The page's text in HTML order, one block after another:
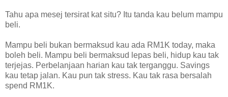
Tahu apa mesej tersirat kat situ? Itu tanda kau belum mampu
beli.
Mampu beli bukan bermaksud kau ada RM1K today, maka
boleh beli. Mampu beli bermaksud lepas beli, hidup kau tak
terjejas. Perbelanjaan harian kau tak terganggu. Savings
kau tetap jalan. Kau pun tak stress. Kau tak rasa bersalah
spend RM1K.